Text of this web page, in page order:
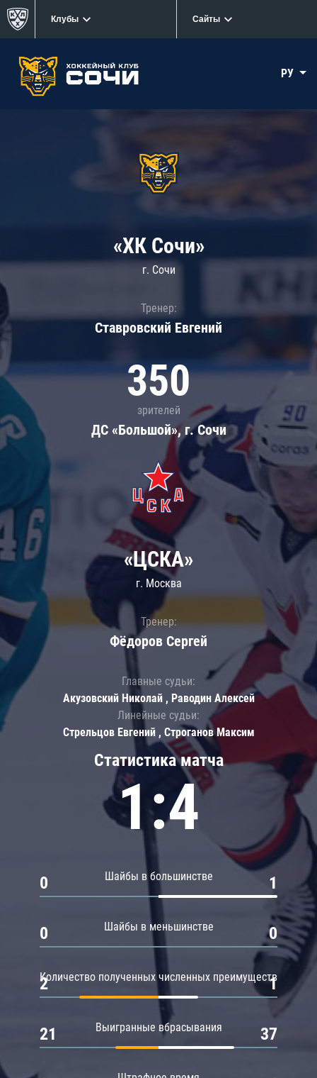
Клубы Сайты
РУ
«ХК Сочи»
г. Сочи
Тренер:
Ставровский Евгений
350
зрителей
ДС «Большой», г. Сочи
Статистика матча
1:4
Шайбы в большинстве
0 1
Шайбы в меньшинстве
0 0
Количество полученных численных преимуществ
2 1
Выигранные вбрасывания
21 37
«ЦСКА»
г. Москва
Тренер:
Фёдоров Сергей
Главные судьи:
Акузовский Николай , Раводин Алексей
Линейные судьи:
Стрельцов Евгений , Строганов Максим